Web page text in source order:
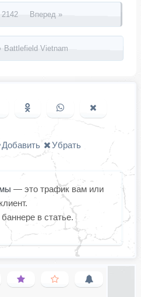
2142 Вперед »
Battlefield Vietnam
в Telegram
Поделиться ВКонтакте
Поделиться в
Одноклассниках
Поделиться в
WhatsAppв X
Добавить Убрать
— это трафик вам или
клиент.
в статье.